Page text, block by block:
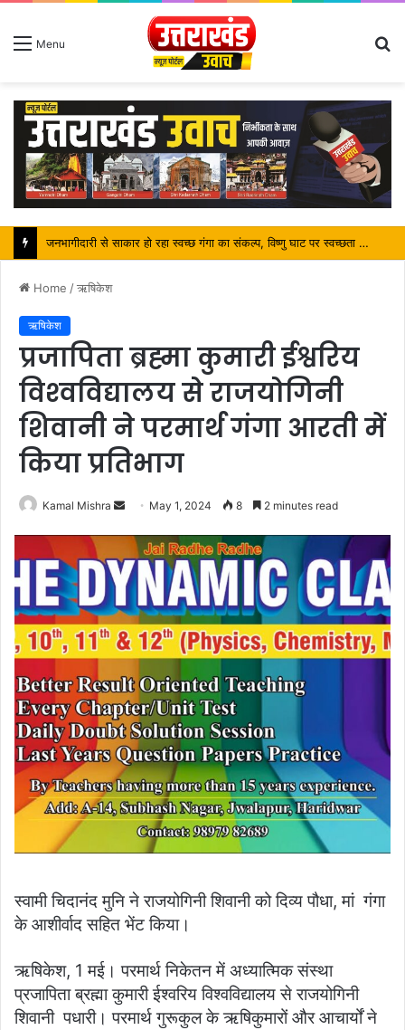
Menu
पर्यटन मंत्री ने किया ट्रैवल एंड टूरिज्म फेयर (TTF) में प्रतिभाग
Home /ऋषिकेश
ऋषिकेश
प्रजापिता ब्रह्मा कुमारी ईश्वरिय
विश्‍वविद्यालय से राजयोगिनी
शिवानी ने परमार्थ गंगा आरती में
किया प्रतिभाग
Kamal Mishra
Send
email
May 1, 2024 8 2 minutes read
स्वामी चिदानंद मुनि ने राजयोगिनी शिवानी को दिव्य पौधा, मां गंगा
के आशीर्वाद सहित भेंट किया।
ऋषिकेश, 1 मई। परमार्थ निकेतन में अध्यात्मिक संस्था
प्रजापिता ब्रह्मा कुमारी ईश्वरिय विश्‍वविद्यालय से राजयोगिनी
शिवानी पधारी। परमार्थ गुरूकुल के ऋषिकुमारों और आचार्यों ने